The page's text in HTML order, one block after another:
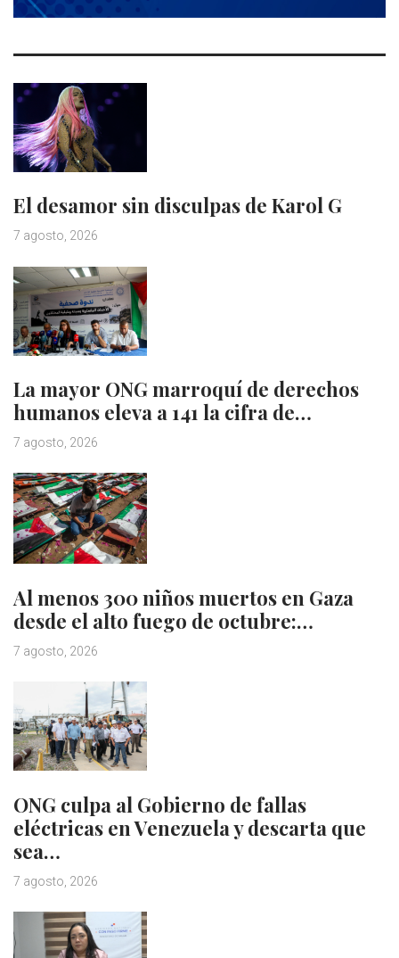
El desamor sin disculpas de Karol G
7 agosto, 2026
La mayor ONG marroquí de derechos
humanos eleva a 141 la cifra de…
7 agosto, 2026
Al menos 300 niños muertos en Gaza
desde el alto fuego de octubre:…
7 agosto, 2026
ONG culpa al Gobierno de fallas
eléctricas en Venezuela y descarta que
sea…
7 agosto, 2026